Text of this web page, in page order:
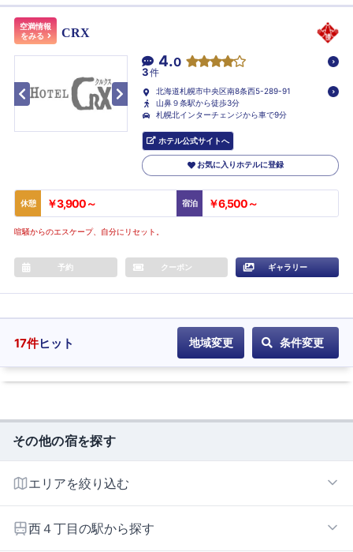
空満情報
をみる
CRX
4.0
3件
北海道札幌市中央区南8条西5-289-91
山鼻９条駅から徒歩3分
札幌北インターチェンジから車で9分
ホテル公式サイトへ
お気に入りホテルに登録
休憩 ￥3,900～ 宿泊 ￥6,500～
喧騒からのエスケープ、自分にリセット。
予約 クーポン ギャラリー
17件ヒット 地域変更 条件変更
その他の宿を探す
エリアを絞り込む
西４丁目の駅から探す